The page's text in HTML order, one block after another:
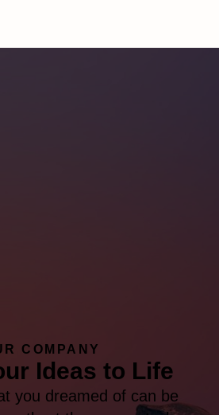
COMPANY
Ideas to Life
you dreamed of can be